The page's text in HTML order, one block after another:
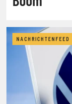
NACHRICHTENFEED